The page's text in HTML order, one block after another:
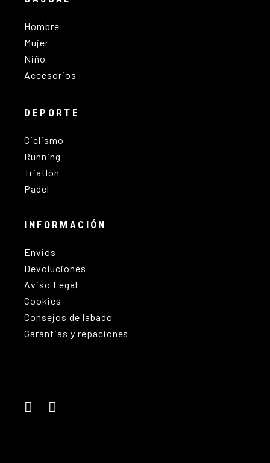
Hombre
Mujer
Niño
Accesorios
DEPORTE
Ciclismo
Running
Triatlón
Padel
INFORMACIÓN
Envios
Devoluciones
Aviso Legal
Cookies
Consejos de labado
Garantias y repaciones